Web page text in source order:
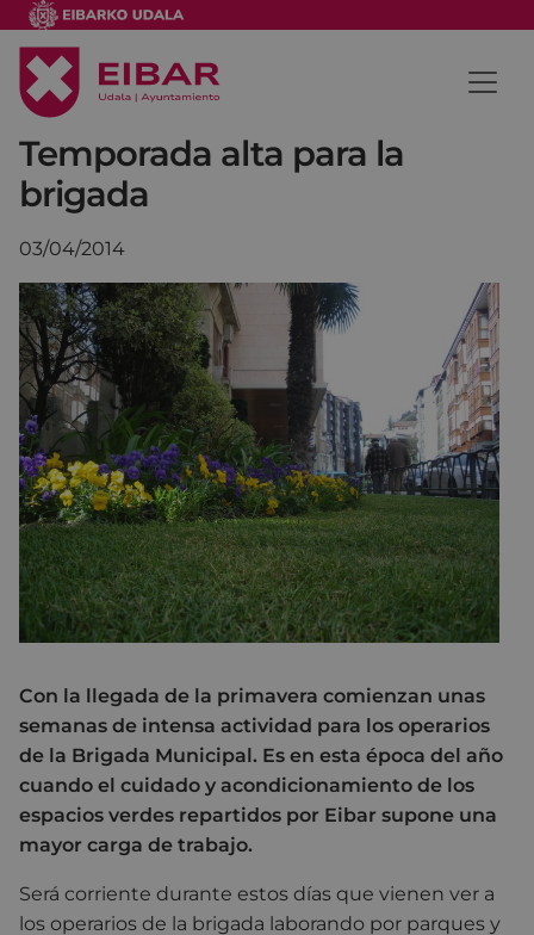
Temporada alta para la
brigada
03/04/2014
Con la llegada de la primavera comienzan unas
semanas de intensa actividad para los operarios
de la Brigada Municipal. Es en esta época del año
cuando el cuidado y acondicionamiento de los
espacios verdes repartidos por Eibar supone una
mayor carga de trabajo.
Será corriente durante estos días que vienen ver a
los operarios de la brigada laborando por parques y